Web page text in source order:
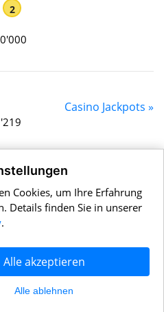
2
Casino Jackpots »
– Eine Publikation der HELP
– Alle Rechte vorbehalten
|Cookie-
Datenschutz
Cookies, um Ihre Erfahrung
Details finden Sie in unserer
.
Alle akzeptieren
Alle ablehnen